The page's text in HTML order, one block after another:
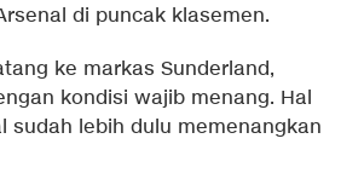
di puncak klasemen.
ke markas Sunderland,
kondisi wajib menang. Hal
sudah lebih dulu memenangkan